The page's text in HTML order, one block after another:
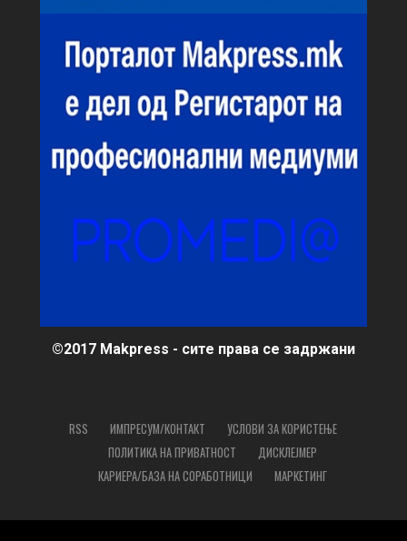
©2017 Makpress - сите права се задржани
RSS ИМПРЕСУМ/КОНТАКТ
УСЛОВИ ЗА КОРИСТЕЊЕ
ПОЛИТИКА НА ПРИВАТНОСТ
ДИСКЛЕЈМЕР
КАРИЕРА/БАЗА НА СОРАБОТНИЦИ
МАРКЕТИНГ